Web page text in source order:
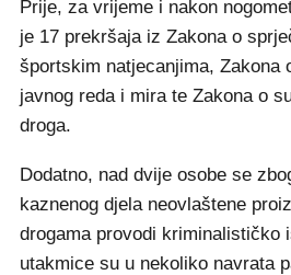
Prije, za vrijeme i nakon
je 17 prekršaja iz Zakona o
športskim natjecanjima, Zakona
javnog reda i mira te Zakona o
droga.
Dodatno, nad dvije osobe se
kaznenog djela neovlaštene
drogama provodi kriminalističko
utakmice su u nekoliko navrata